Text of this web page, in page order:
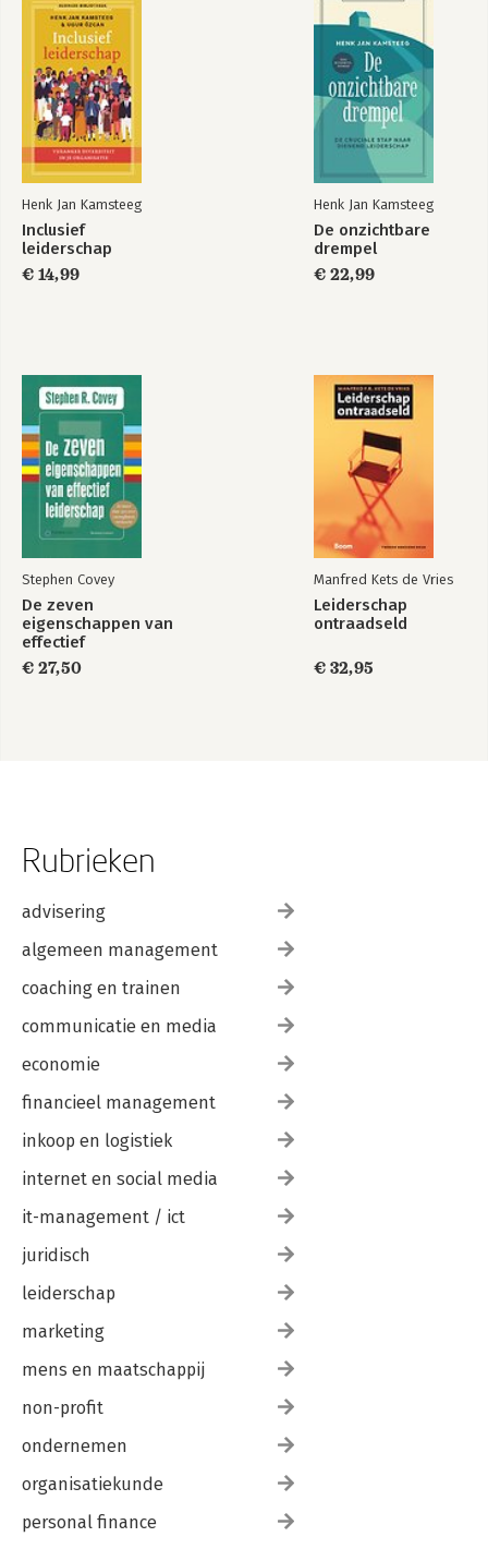
Henk Jan Kamsteeg
Inclusief
leiderschap
€ 14,99
Henk Jan Kamsteeg
De onzichtbare
drempel
€ 22,99
Stephen Covey
De zeven
eigenschappen van
effectief
leiderschap
€ 27,50
Manfred Kets de Vries
Leiderschap
ontraadseld
€ 32,95
Rubrieken
advisering
algemeen management
coaching en trainen
communicatie en media
economie
financieel management
inkoop en logistiek
internet en social media
it-management / ict
juridisch
leiderschap
marketing
mens en maatschappij
non-profit
ondernemen
organisatiekunde
personal finance